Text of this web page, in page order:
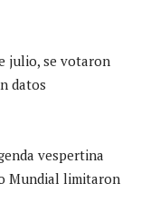
julio, se votaron
datos
vespertina
Mundial limitaron